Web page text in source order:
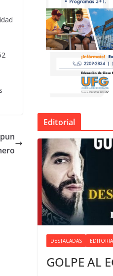
Editorial
DESTACADAS
GOLPE AL